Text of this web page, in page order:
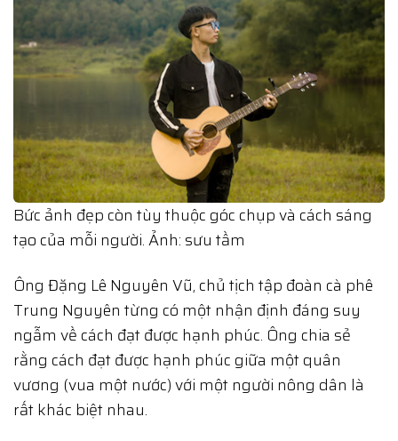
Bức ảnh đẹp còn tùy thuộc góc chụp và cách sáng
tạo của mỗi người. Ảnh: sưu tầm
Ông Đặng Lê Nguyên Vũ, chủ tịch tập đoàn cà phê
Trung Nguyên từng có một nhận định đáng suy
ngẫm về cách đạt được hạnh phúc. Ông chia sẻ
rằng cách đạt được hạnh phúc giữa một quân
vương (vua một nước) với một người nông dân là
rất khác biệt nhau.